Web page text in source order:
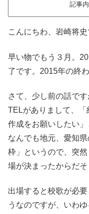
記事
こんにちわ、岩崎将史
早い物でもう３月。
了です。2015年の終
さて、少し前の話で
TELがありまして、
作成をお願いしたい」
なんでも地元、愛知
枠」というので、 突
場が決まったからだそ
出場すると校歌が必
うなのですが、いわ